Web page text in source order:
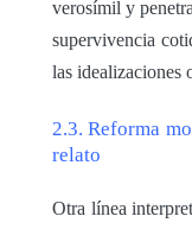
verosímil y
supervivencia
las idealizaciones
2.3. Reforma
relato
Otra línea